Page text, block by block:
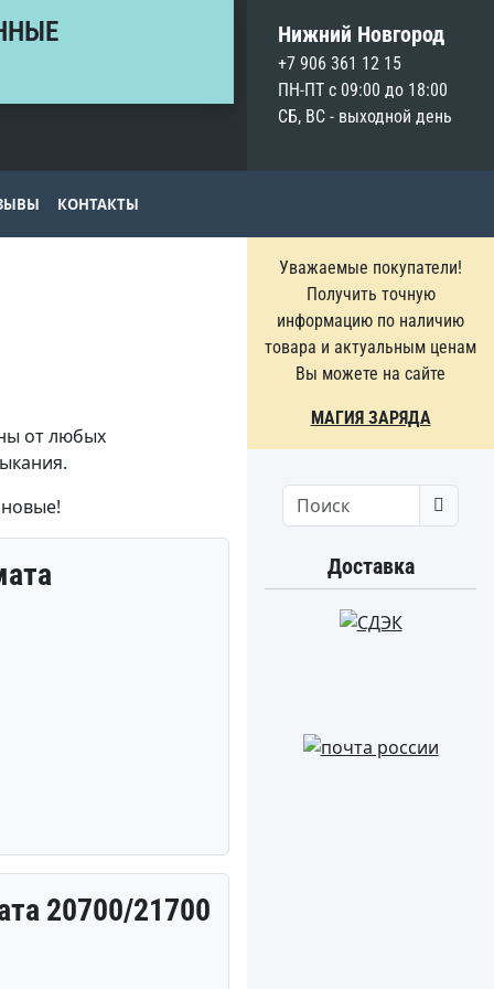
Нижний Новгород
+7 906 361 12 15
ПН-ПТ с 09:00 до 18:00
СБ, ВС - выходной день
КОНТАКТЫ
от любых
20700/21700
Уважаемые покупатели!
Получить точную
информацию по наличию
товара и актуальным ценам
Вы можете на сайте
МАГИЯ ЗАРЯДА
Search
Доставка